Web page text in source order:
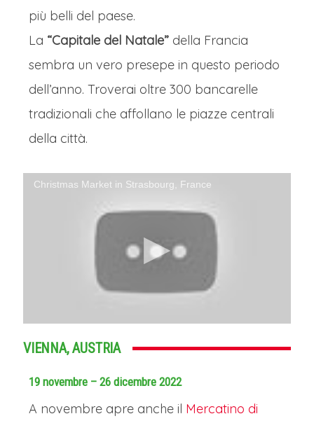
più belli del paese.
La “Capitale del Natale” della Francia
sembra un vero presepe in questo periodo
dell’anno. Troverai oltre 300 bancarelle
tradizionali che affollano le piazze centrali
della città.
Christmas Market in Strasbourg, France
VIENNA, AUSTRIA
19 novembre – 26 dicembre 2022
A novembre apre anche il Mercatino di